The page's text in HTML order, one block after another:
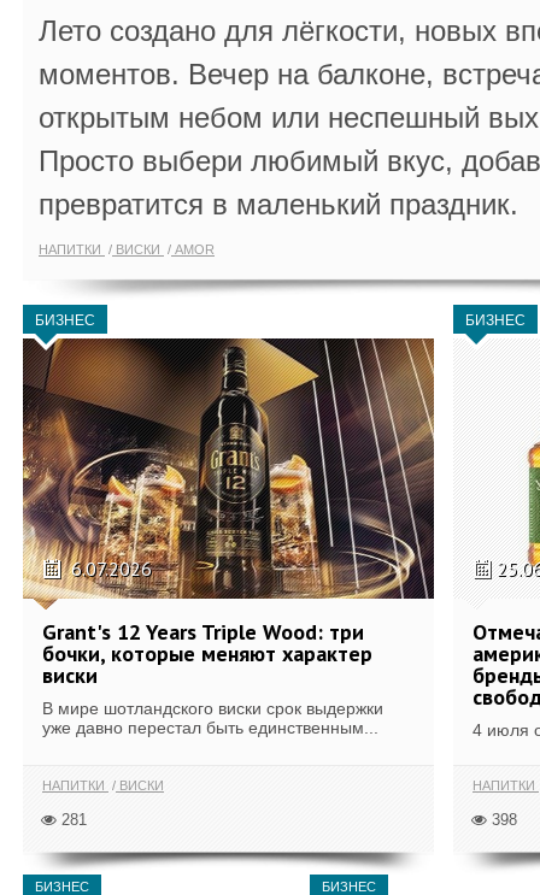
Лето создано для лёгкости, новых
моментов. Вечер на балконе,
открытым небом или неспешный
Просто выбери любимый вкус,
превратится в маленький праздник.
НАПИТКИ ВИСКИ AMOR
БИЗНЕС
6.07.2026
Grant's 12 Years Triple Wood: три
бочки, которые меняют характер
виски
В мире шотландского виски срок выдержки
уже давно перестал быть единственным...
НАПИТКИ ВИСКИ
281
БИЗНЕС
4 июля
НАПИТКИ
398
БИЗНЕС БИЗНЕС